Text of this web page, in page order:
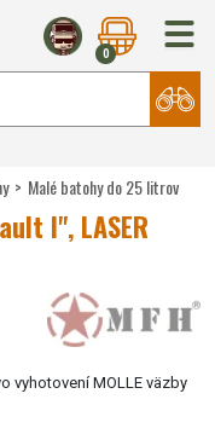
0
Malé batohy do 25 litrov
I", LASER
vyhotovení MOLLE väzby